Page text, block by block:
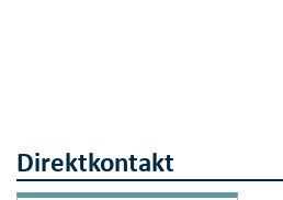
Direktkontakt